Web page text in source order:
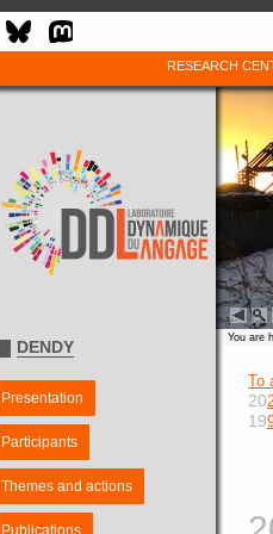
RESEARCH
DENDY
Presentation
Participants
Themes and actions
Publications
You are
To
20
19